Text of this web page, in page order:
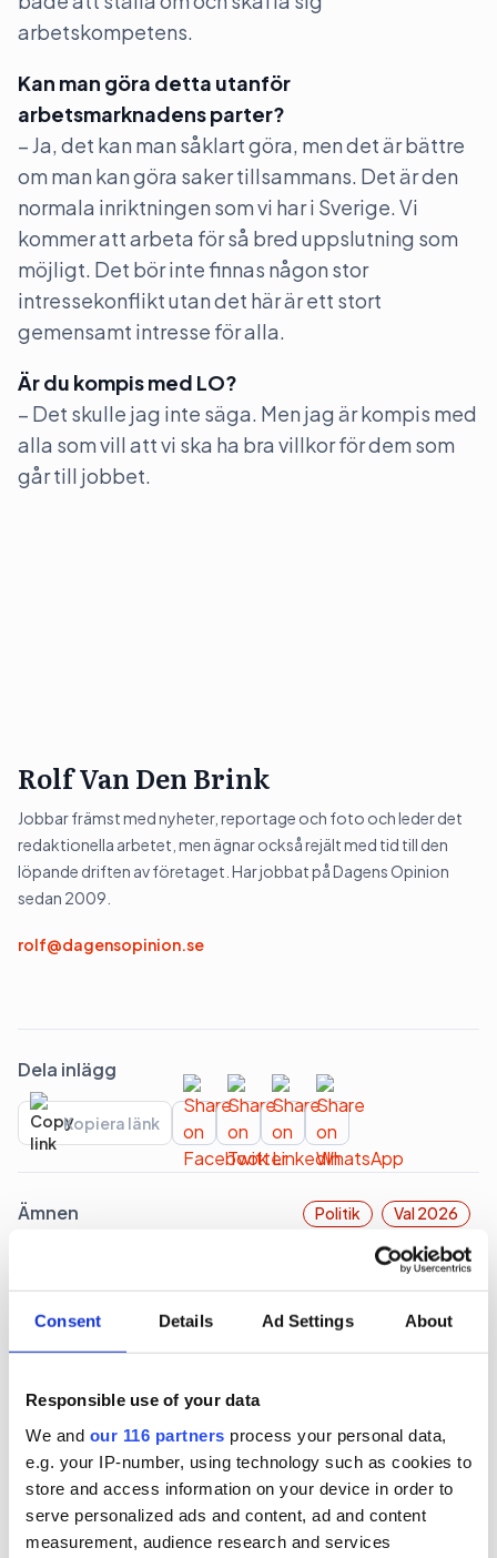
Consent Details Ad Settings About
Responsible use of your data
We and our 116 partners process your personal data,
e.g. your IP-number, using technology such as cookies to
store and access information on your device in order to
serve personalized ads and content, ad and content
measurement, audience research and services
arbetskompetens.
Kan man göra detta utanför
arbetsmarknadens parter?
– Ja, det kan man såklart göra, men det är bättre
om man kan göra saker tillsammans. Det är den
normala inriktningen som vi har i Sverige. Vi
kommer att arbeta för så bred uppslutning som
möjligt. Det bör inte finnas någon stor
intressekonflikt utan det här är ett stort
gemensamt intresse för alla.
Är du kompis med LO?
– Det skulle jag inte säga. Men jag är kompis med
alla som vill att vi ska ha bra villkor för dem som
går till jobbet.
Rolf Van Den Brink
Jobbar främst med nyheter, reportage och foto och leder det
redaktionella arbetet, men ägnar också rejält med tid till den
löpande driften av företaget. Har jobbat på Dagens Opinion
sedan 2009.
rolf@dagensopinion.se
Dela inlägg
Kopiera länk
Ämnen Politik Val 2026
Liknande artiklar
Verktyg och strategier som moderna team
2026-08-07, 12:32
M vill vinna valet genom att spara
pengar